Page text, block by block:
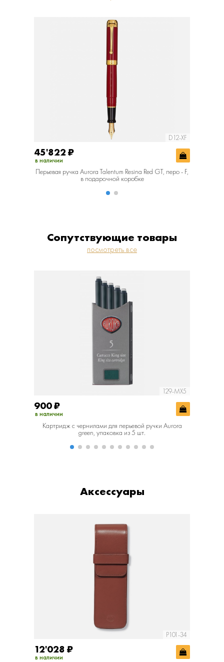
D12-XF
45'822 ₽
в наличии
Перьевая ручка Aurora Talentum Resina Red GT, перо - F,
в подарочной коробке
Сопутствующие товары
посмотреть все
129-MX5
900₽
в наличии
Картридж с чернилами для перьевой ручки Aurora
green, упаковка из 5 шт.
Аксессуары
P101-34
12'028 ₽
в наличии